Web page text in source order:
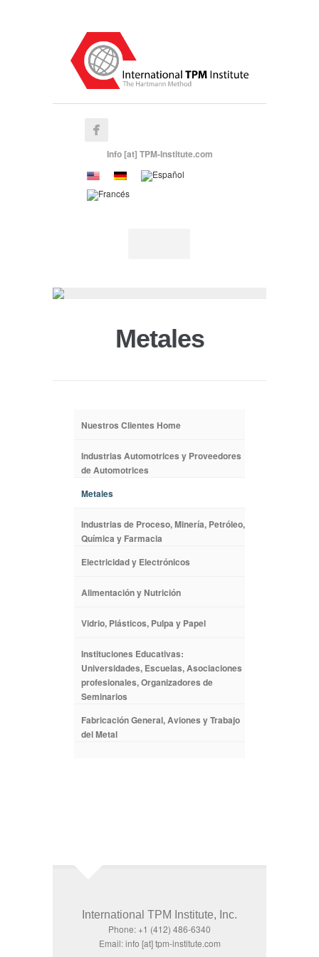
Info [at] TPM-Institute.com
Metales
Nuestros Clientes Home
Industrias Automotrices y Proveedores
de Automotrices
Metales
Industrias de Proceso, Minería, Petróleo,
Química y Farmacia
Electricidad y Electrónicos
Alimentación y Nutrición
Vidrio, Plásticos, Pulpa y Papel
Instituciones Educativas:
Universidades, Escuelas, Asociaciones
profesionales, Organizadores de
Seminarios
Fabricación General, Aviones y Trabajo
del Metal
International TPM Institute, Inc.
Phone: +1 (412) 486-6340
Email: info [at] tpm-institute.com